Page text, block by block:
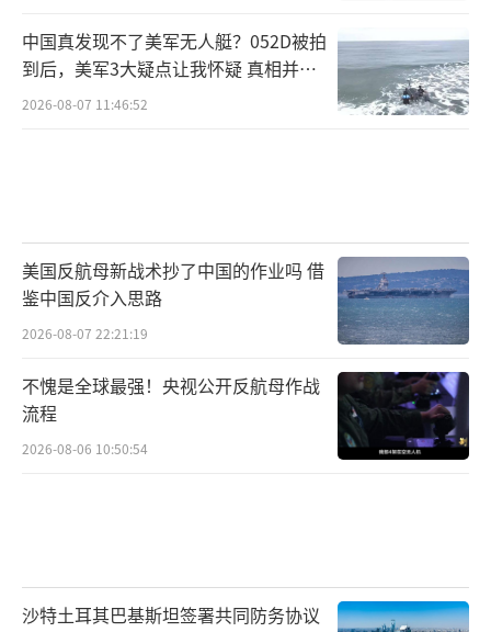
中国真发现不了美军无人艇？052D被拍
到后，美军3大疑点让我怀疑 真相并非
如此
2026-08-07 11:46:52
美国反航母新战术抄了中国的作业吗 借
鉴中国反介入思路
2026-08-07 22:21:19
不愧是全球最强！央视公开反航母作战
流程
2026-08-06 10:50:54
沙特土耳其巴基斯坦签署共同防务协议